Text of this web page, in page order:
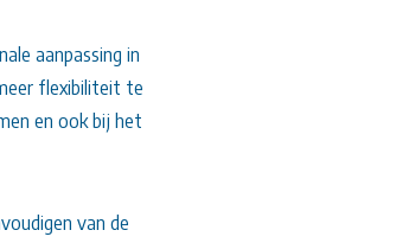
aanpassing in
flexibiliteit te
en ook bij het
van de